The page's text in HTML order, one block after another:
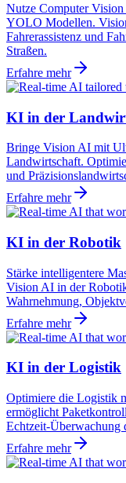
Nutze Computer
YOLO Modellen.
Fahrerassistenz und
Straßen.
Erfahre mehr
KI in der
Bringe Vision AI mit
Landwirtschaft.
und
Erfahre mehr
KI in der Robotik
Stärke intelligentere
Vision AI in der
Wahrnehmung,
Erfahre mehr
KI in der Logistik
Optimiere die Logistik
ermöglicht
Echtzeit-Überwachung
Erfahre mehr